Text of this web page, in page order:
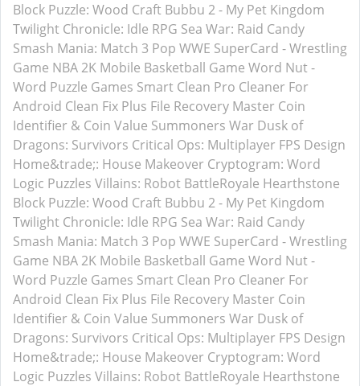
Block Puzzle: Wood Craft Bubbu 2 - My Pet Kingdom
Twilight Chronicle: Idle RPG Sea War: Raid Candy
Smash Mania: Match 3 Pop WWE SuperCard - Wrestling
Game NBA 2K Mobile Basketball Game Word Nut -
Word Puzzle Games Smart Clean Pro Cleaner For
Android Clean Fix Plus File Recovery Master Coin
Identifier & Coin Value Summoners War Dusk of
Dragons: Survivors Critical Ops: Multiplayer FPS Design
Home&trade;: House Makeover Cryptogram: Word
Logic Puzzles Villains: Robot BattleRoyale Hearthstone
Block Puzzle: Wood Craft Bubbu 2 - My Pet Kingdom
Twilight Chronicle: Idle RPG Sea War: Raid Candy
Smash Mania: Match 3 Pop WWE SuperCard - Wrestling
Game NBA 2K Mobile Basketball Game Word Nut -
Word Puzzle Games Smart Clean Pro Cleaner For
Android Clean Fix Plus File Recovery Master Coin
Identifier & Coin Value Summoners War Dusk of
Dragons: Survivors Critical Ops: Multiplayer FPS Design
Home&trade;: House Makeover Cryptogram: Word
Logic Puzzles Villains: Robot BattleRoyale Hearthstone